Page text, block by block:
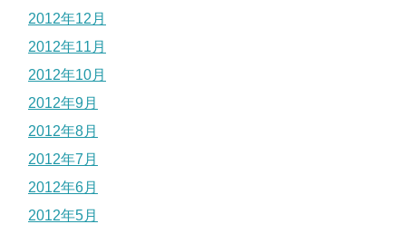
2012年12月
2012年11月
2012年10月
2012年9月
2012年8月
2012年7月
2012年6月
2012年5月